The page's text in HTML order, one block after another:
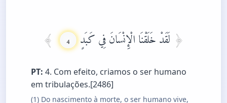
لَقَدْ خَلَقْنَا الْإِنْسَانَ فِي كَبَدٍ 4
PT: 4. Com efeito, criamos o ser humano
em tribulações.[2486]
(1) Do nascimento à morte, o ser humano vive,